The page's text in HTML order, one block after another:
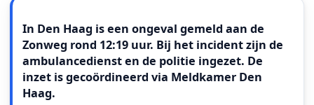
In Den Haag is een ongeval gemeld aan de
Zonweg rond 12:19 uur. Bij het incident zijn de
ambulancedienst en de politie ingezet. De
inzet is gecoördineerd via Meldkamer Den
Haag.